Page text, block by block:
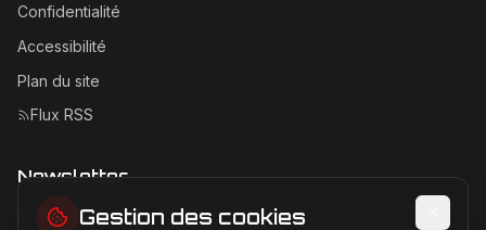
Confidentialité
Accessibilité
Plan du site
Flux RSS
Newsletter
Recevez les dernières actualités Ferrari directement dans
Gestion des cookies